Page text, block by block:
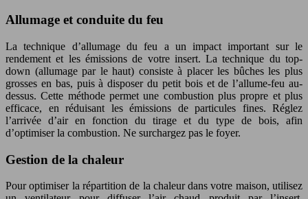
Allumage et conduite du feu
La technique d’allumage du feu a un impact important sur le
rendement et les émissions de votre insert. La technique du top-
down (allumage par le haut) consiste à placer les bûches les plus
grosses en bas, puis à disposer du petit bois et de l’allume-feu au-
dessus. Cette méthode permet une combustion plus propre et plus
efficace, en réduisant les émissions de particules fines. Réglez
l’arrivée d’air en fonction du tirage et du type de bois, afin
d’optimiser la combustion. Ne surchargez pas le foyer.
Gestion de la chaleur
Pour optimiser la répartition de la chaleur dans votre maison, utilisez